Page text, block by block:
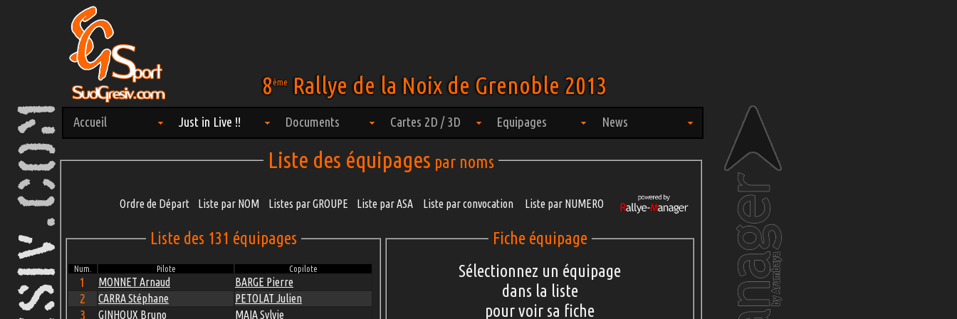
8ème Rallye de la Noix de Grenoble 2013
Accueil Just in Live !! Documents Cartes 2D / 3D Equipages News
Liste des équipages par noms
Ordre de Départ Liste par NOM Listes par GROUPE Liste par ASA Liste par convocation Liste par NUMERO
Liste des 131 équipages
Num. Pilote Copilote
1 MONNET Arnaud BARGE Pierre
2 CARRA Stéphane PETOLAT Julien
3 GINHOUX Bruno MAIA Sylvie
Fiche équipage
Sélectionnez un équipage
dans la liste
pour voir sa fiche